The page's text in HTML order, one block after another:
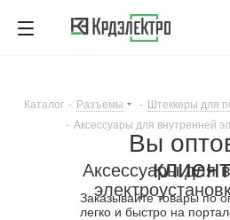
Заказать
Каталог - Разъемы - Штеккеры для
- Аксессуары для внутренней
Аксессуары для
Вы
Заказывайте товары по
легко и быстро на